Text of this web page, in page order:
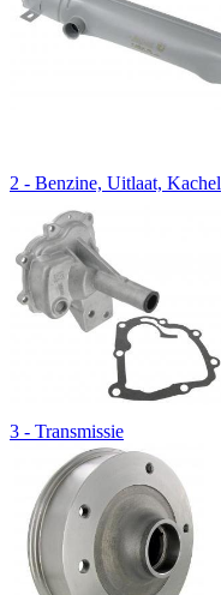
2 - Benzine, Uitlaat, Kachel
3 - Transmissie